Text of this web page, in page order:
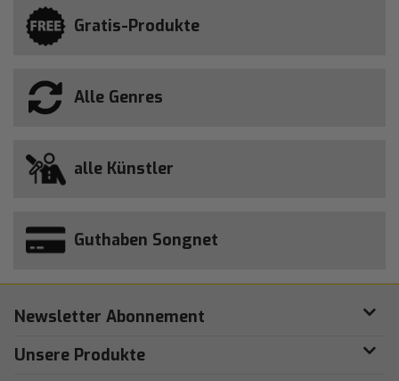
Gratis-Produkte
Alle Genres
alle Künstler
Guthaben Songnet
Newsletter Abonnement
Unsere Produkte